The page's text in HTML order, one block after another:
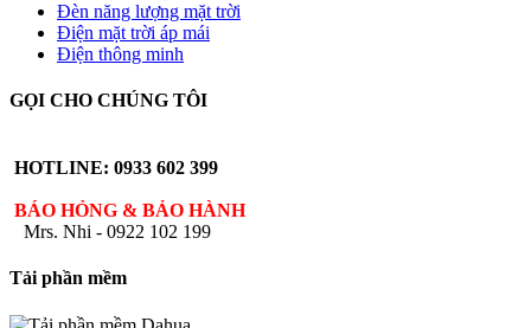
Đèn năng lượng mặt trời
Điện mặt trời áp mái
Điện thông minh
GỌI CHO CHÚNG TÔI
HOTLINE: 0933 602 399
BÁO HỎNG & BẢO HÀNH
Mrs. Nhi - 0922 102 199
Tải phần mềm